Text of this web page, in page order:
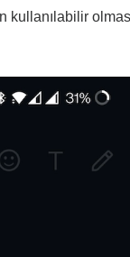
kullanılabilir